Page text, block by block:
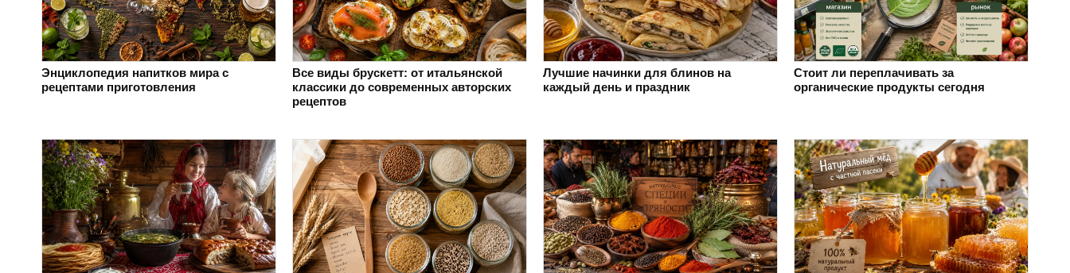
Энциклопедия напитков мира с
рецептами приготовления
Все виды брускетт: от итальянской
классики до современных авторских
рецептов
Лучшие начинки для блинов на
каждый день и праздник
Стоит ли переплачивать за
органические продукты сегодня